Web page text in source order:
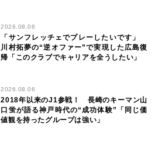
2026.08.06
「サンフレッチェでプレーしたいです」
川村拓夢の“逆オファー”で実現した広島復
帰「このクラブでキャリアを全うしたい」
2026.08.06
2018年以来のJ1参戦！ 長崎のキーマン山
口蛍が語る神戸時代の“成功体験”「同じ価
値観を持ったグループは強い」